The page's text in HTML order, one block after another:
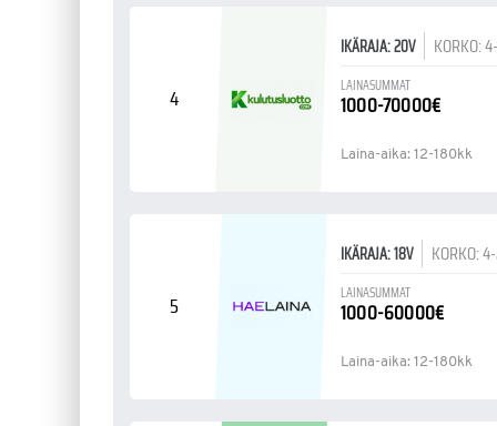
4
IKÄRAJA: 20V KORKO:
LAINASUMMAT
1000-70000€
Laina-aika: 12-180kk
5
IKÄRAJA: 18V KORKO:
LAINASUMMAT
1000-60000€
Laina-aika: 12-180kk